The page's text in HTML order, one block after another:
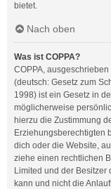
bietet.
Nach oben
Was ist COPPA?
COPPA,
(deutsch: Gesetz zum
1998) ist ein Gesetz in
möglicherweise
hierzu die Zustimmung
Erziehungsberechtigten
dich oder die Website,
ziehe einen rechtlichen
Limited und der
kann und nicht die